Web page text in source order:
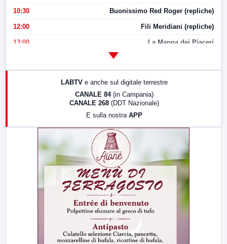
10:30 Buonissimo Red Roger (repliche)
12:00 Fili Meridiani (repliche)
13:00 La Mappa dei Piaceri
LABTV e anche sul digitale terrestre
CANALE 84 (in Campania)
CANALE 268 (DDT Nazionale)
E sulla nostra APP